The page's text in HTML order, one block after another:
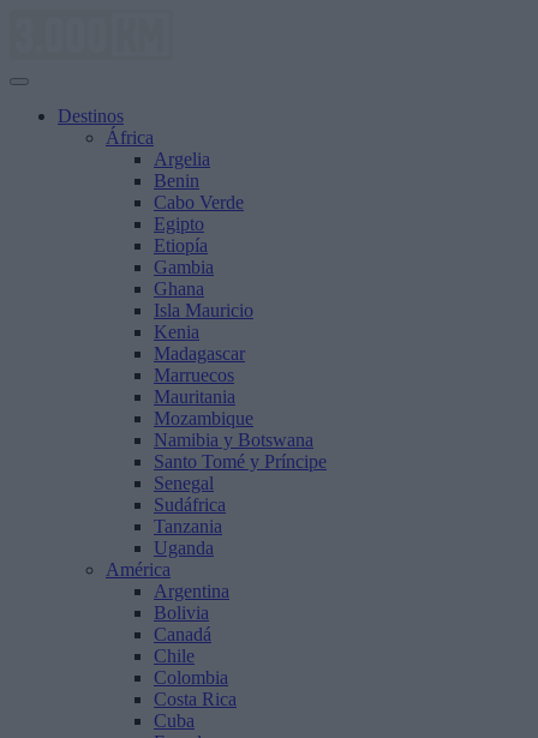
Destinos
África
Argelia
Benin
Cabo Verde
Egipto
Etiopía
Gambia
Ghana
Isla Mauricio
Kenia
Madagascar
Marruecos
Mauritania
Mozambique
Namibia y Botswana
Santo Tomé y Príncipe
Senegal
Sudáfrica
Tanzania
Uganda
América
Argentina
Bolivia
Canadá
Chile
Colombia
Costa Rica
Cuba